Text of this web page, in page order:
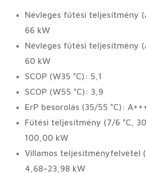
Névleges fűtési teljesítmény
66 kW
Névleges fűtési teljesítmény
60 kW
SCOP (W35 °C): 5,1
SCOP (W55 °C): 3,9
ErP besorolás (35/55 °C):
Fűtési teljesítmény (7/6 °C,
100,00 kW
Villamos teljesítményfelvétel
4,68–23,98 kW